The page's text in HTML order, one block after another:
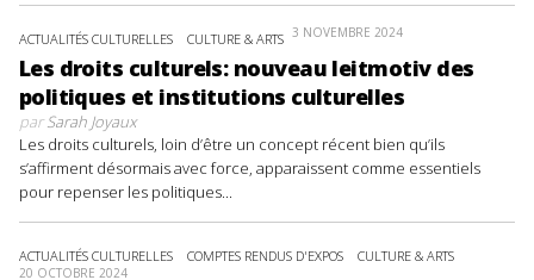
ACTUALITÉS CULTURELLES CULTURE & ARTS 3 NOVEMBRE 2024
Les droits culturels: nouveau leitmotiv des
politiques et institutions culturelles
parSarah Joyaux
Les droits culturels, loin d’être un concept récent bien qu’ils
s’affirment désormais avec force, apparaissent comme essentiels
pour repenser les politiques...
ACTUALITÉS CULTURELLES COMPTES RENDUS D'EXPOS CULTURE & ARTS
20 OCTOBRE 2024